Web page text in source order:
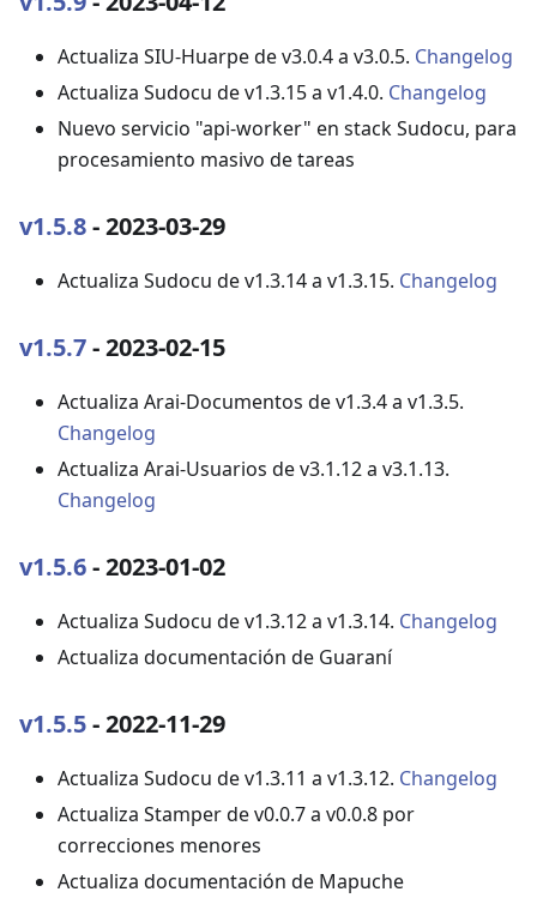
Actualiza SIU-Huarpe de v3.0.4 a v3.0.5. Changelog
Actualiza Sudocu de v1.3.15 a v1.4.0. Changelog
Nuevo servicio "api-worker" en stack Sudocu, para
procesamiento masivo de tareas
v1.5.8- 2023-03-29
Actualiza Sudocu de v1.3.14 a v1.3.15. Changelog
v1.5.7- 2023-02-15
Actualiza Arai-Documentos de v1.3.4 a v1.3.5.
Changelog
Actualiza Arai-Usuarios de v3.1.12 a v3.1.13.
Changelog
v1.5.6- 2023-01-02
Actualiza Sudocu de v1.3.12 a v1.3.14. Changelog
Actualiza documentación de Guaraní
v1.5.5- 2022-11-29
Actualiza Sudocu de v1.3.11 a v1.3.12. Changelog
Actualiza Stamper de v0.0.7 a v0.0.8 por
correcciones menores
Actualiza documentación de Mapuche